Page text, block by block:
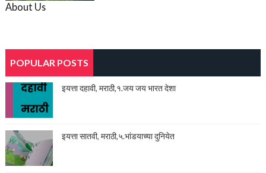
About Us
POPULAR POSTS
इयत्ता दहावी, मराठी,१.जय जय भारत देशा
इयत्ता सातवी, मराठी,५.भांडयाच्या दुनियेत